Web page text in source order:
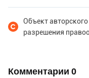
Объект
разрешения
Комментарии 0